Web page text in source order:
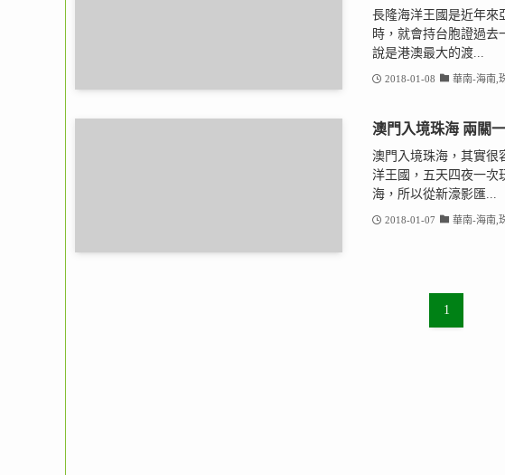
長隆海洋王國是近年來
時，就會持台胞證過去
說是港澳最大的渡...
2018-01-08 華南-海南,
澳門入境珠海 兩關
澳門入境珠海，其實很
洋王國，五天四夜一次
海，所以從新濠影匯...
2018-01-07 華南-海南,
1